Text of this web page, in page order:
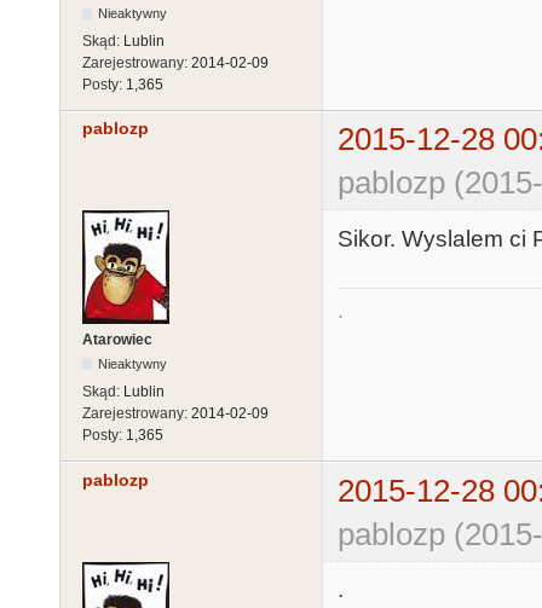
Nieaktywny
Skąd: Lublin
Zarejestrowany: 2014-02-09
Posty: 1,365
pablozp
2015-12-28
pablozp
Atarowiec
Nieaktywny
Skąd: Lublin
Zarejestrowany: 2014-02-09
Posty: 1,365
Sikor. Wyslalem ci
.
pablozp
2015-12-28
pablozp
.